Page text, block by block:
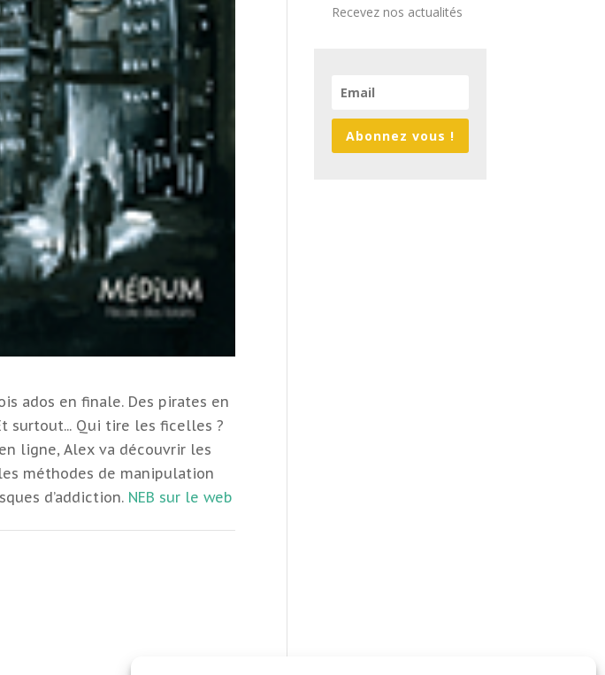
ados en finale. Des pirates en
surtout... Qui tire les ficelles ?
ligne, Alex va découvrir les
méthodes de manipulation
d’addiction. NEB sur le web
Recevez nos actualités
Abonnez vous !